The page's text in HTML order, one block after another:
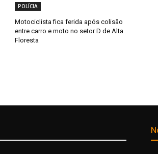
POLÍCIA
Motociclista fica ferida após colisão
entre carro e moto no setor D de Alta
Floresta